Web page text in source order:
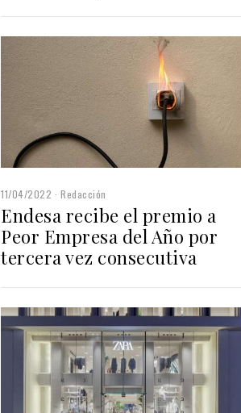
11/04/2022 Redacción
Endesa recibe el premio a
Peor Empresa del Año por
tercera vez consecutiva